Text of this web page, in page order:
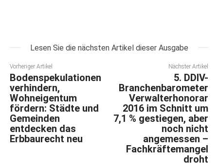
Lesen Sie die nächsten Artikel dieser Ausgabe
Vorheriger Artikel
Bodenspekulationen
verhindern,
Wohneigentum
fördern: Städte und
Gemeinden
entdecken das
Erbbaurecht neu
Nächster Artikel
5. DDIV-
Branchenbarometer
Verwalterhonorar
2016 im Schnitt um
7,1 % gestiegen, aber
noch nicht
angemessen –
Fachkräftemangel
droht